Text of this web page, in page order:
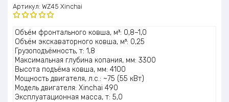
Артикул: WZ45 Xinchai
Оценка
5.00из 5
Объём фронтального ковша, м³: 0,8–1,0
Объём экскаваторного ковша, м³: 0,25
Грузоподъёмность, т: 1,8
Максимальная глубина копания, мм: 3300
Высота подъёма ковша, мм: 4100
Мощность двигателя, л.с.: ~75 (55 кВт)
Модель двигателя: Xinchai 490
Эксплуатационная масса, т: 5,0